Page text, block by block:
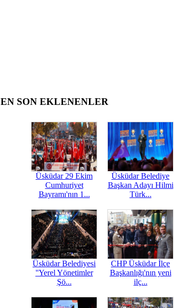
EN SON EKLENENLER
Üsküdar 29 Ekim
Cumhuriyet
Bayramı'nın 1...
Üsküdar Belediye
Başkan Adayı Hilmi
Türk...
Üsküdar Belediyesi
''Yerel Yönetimler
Şö...
CHP Üsküdar İlçe
Başkanlığı'nın yeni
ilç...